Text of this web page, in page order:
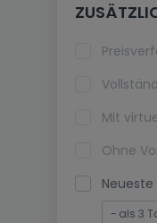
Mit
Ohne
- als 3